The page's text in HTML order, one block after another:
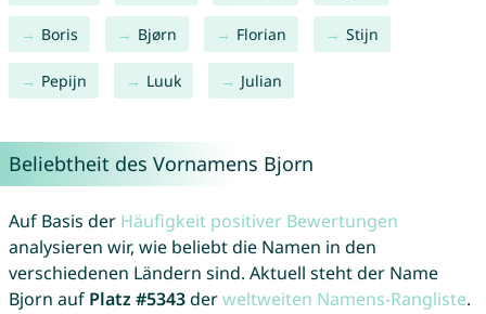
Boris Bjørn Florian Stijn
Pepijn Luuk Julian
Beliebtheit des Vornamens Bjorn
Auf Basis der Häufigkeit positiver Bewertungen
analysieren wir, wie beliebt die Namen in den
verschiedenen Ländern sind. Aktuell steht der Name
Bjorn auf Platz #5343derweltweiten Namens-Rangliste.